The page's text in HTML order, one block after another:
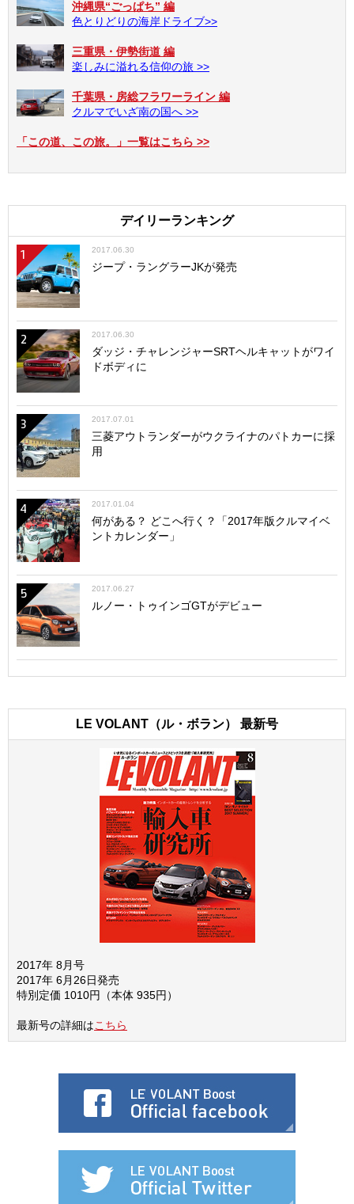
沖縄県“ごっぱち” 編
色とりどりの海岸ドライブ>>
三重県・伊勢街道 編
楽しみに溢れる信仰の旅 >>
千葉県・房総フラワーライン 編
クルマでいざ南の国へ >>
「この道、この旅。」一覧はこちら >>
デイリーランキング
1 2017.06.30
ジープ・ラングラーJKが発売
2 2017.06.30
ダッジ・チャレンジャーSRTヘルキャットがワイ
ドボディに
3 2017.07.01
三菱アウトランダーがウクライナのパトカーに採
用
4 2017.01.04
何がある？ どこへ行く？「2017年版クルマイベ
ントカレンダー」
5 2017.06.27
ルノー・トゥインゴGTがデビュー
LE VOLANT（ル・ボラン） 最新号
2017年 8月号
2017年 6月26日発売
特別定価 1010円（本体 935円）
最新号の詳細はこちら